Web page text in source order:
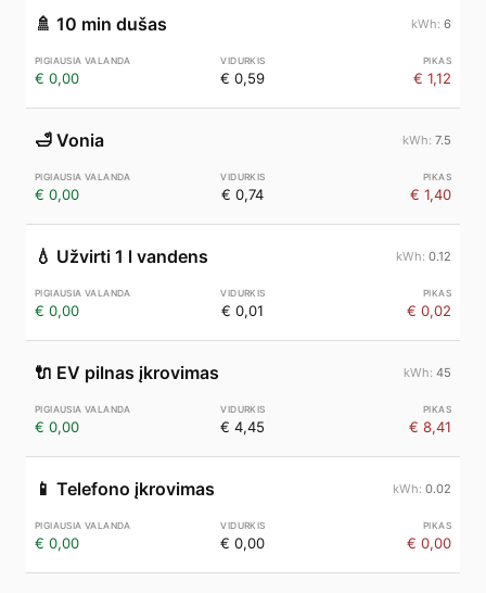
🚿 10 min dušas 6
€ 0,00 € 0,59 € 1,12
🛁 Vonia 7.5
€ 0,00 € 0,74 € 1,40
💧 Užvirti 1 l vandens 0.12
€ 0,00 € 0,01 € 0,02
🔌 EV pilnas įkrovimas 45
€ 0,00 € 4,45 € 8,41
📱 Telefono įkrovimas 0.02
€ 0,00 € 0,00 € 0,00